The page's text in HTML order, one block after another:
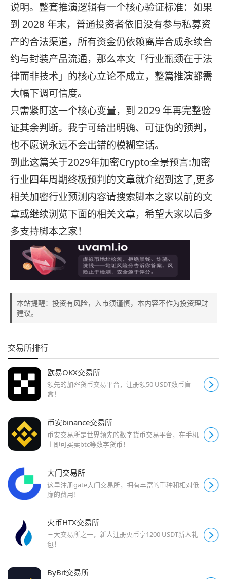
说明。整套推演逻辑有一个核心验证标准：如果
到 2028 年末，普通投资者依旧没有参与私募资
产的合法渠道，所有资金仍依赖离岸合成永续合
约与封装产品流通，那么本文「行业瓶颈在于法
律而非技术」的核心立论不成立，整篇推演都需
大幅下调可信度。
只需紧盯这一个核心变量，到 2029 年再完整验
证其余判断。我宁可给出明确、可证伪的预判，
也不愿说永远不会出错的模糊空话。
到此这篇关于2029年加密Crypto全景预言:加密
行业四年周期终极预判的文章就介绍到这了,更多
相关加密行业预测内容请搜索脚本之家以前的文
章或继续浏览下面的相关文章，希望大家以后多
多支持脚本之家！
本站提醒：投资有风险，入市须谨慎，本内容不作为投资理财
建议。
交易所排行
欧易OKX交易所
领先的加密货币交易平台，注册领50 USDT数币盲
盒！
币安binance交易所
币安交易所是世界领先的数字货币交易平台，在手机
上即可买卖btc等数字货币！
大门交易所
这里注册gate大门交易所，拥有丰富的币种和相对低
廉的费用！
火币HTX交易所
三大交易所之一，新人注册火币享1200 USDT新人礼
包！
ByBit交易所